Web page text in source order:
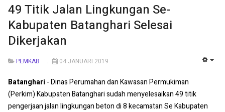
49 Titik Jalan Lingkungan Se-
Kabupaten Batanghari Selesai
Dikerjakan
PEMKAB 04 JANUARI 2019
Batanghari - Dinas Perumahan dan Kawasan Permukiman
(Perkim) Kabupaten Batanghari sudah menyelesaikan 49 titik
pengerjaan jalan lingkungan beton di 8 kecamatan Se Kabupaten